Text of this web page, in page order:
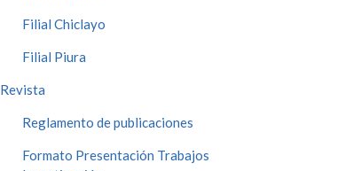
Filial Chiclayo
Filial Piura
Revista
Reglamento de publicaciones
Formato Presentación Trabajos